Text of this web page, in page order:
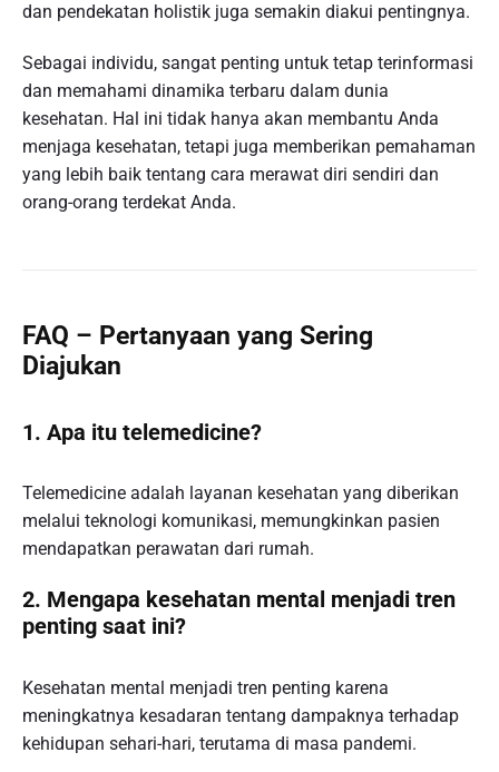
dan pendekatan holistik juga semakin diakui pentingnya.
Sebagai individu, sangat penting untuk tetap terinformasi
dan memahami dinamika terbaru dalam dunia
kesehatan. Hal ini tidak hanya akan membantu Anda
menjaga kesehatan, tetapi juga memberikan pemahaman
yang lebih baik tentang cara merawat diri sendiri dan
orang-orang terdekat Anda.
FAQ – Pertanyaan yang Sering
Diajukan
1. Apa itu telemedicine?
Telemedicine adalah layanan kesehatan yang diberikan
melalui teknologi komunikasi, memungkinkan pasien
mendapatkan perawatan dari rumah.
2. Mengapa kesehatan mental menjadi tren
penting saat ini?
Kesehatan mental menjadi tren penting karena
meningkatnya kesadaran tentang dampaknya terhadap
kehidupan sehari-hari, terutama di masa pandemi.